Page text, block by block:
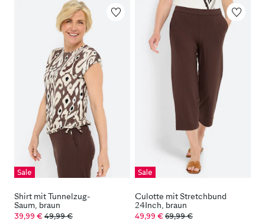
Sale
Shirt mit Tunnelzug-
Saum, braun
39,99 € 49,99 €
Sale
Culotte mit Stretchbund
24Inch, braun
49,99 € 69,99 €